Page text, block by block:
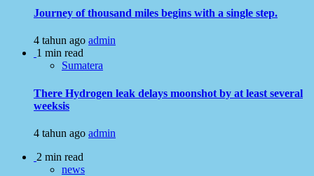
Journey of thousand miles begins with a single step.
4 tahun ago admin
1 min read
Sumatera
There Hydrogen leak delays moonshot by at least several
weeksis
4 tahun ago admin
2 min read
news